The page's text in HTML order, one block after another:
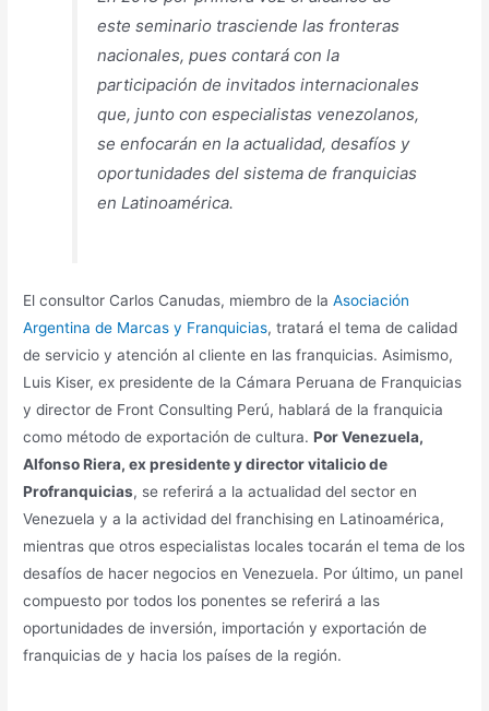
este seminario trasciende las fronteras
nacionales, pues contará con la
participación de invitados internacionales
que, junto con especialistas venezolanos,
se enfocarán en la actualidad, desafíos y
oportunidades del sistema de franquicias
en Latinoamérica.
El consultor Carlos Canudas, miembro de laAsociación
Argentina de Marcas y Franquicias, tratará el tema de calidad
de servicio y atención al cliente en las franquicias. Asimismo,
Luis Kiser, ex presidente de la Cámara Peruana de Franquicias
y director de Front Consulting Perú, hablará de la franquicia
como método de exportación de cultura.Por Venezuela,
Alfonso Riera, ex presidente y director vitalicio de
Profranquicias, se referirá a la actualidad del sector en
Venezuela y a la actividad del franchising en Latinoamérica,
mientras que otros especialistas locales tocarán el tema de los
desafíos de hacer negocios en Venezuela. Por último, un panel
compuesto por todos los ponentes se referirá a las
oportunidades de inversión, importación y exportación de
franquicias de y hacia los países de la región.